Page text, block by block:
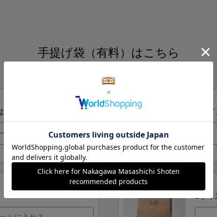
手提げ袋（有料）はこちら
S・M・Lの3つサイズをご用意しております。
り当店にお任せ
トに入れる
Sサ
Lサイ